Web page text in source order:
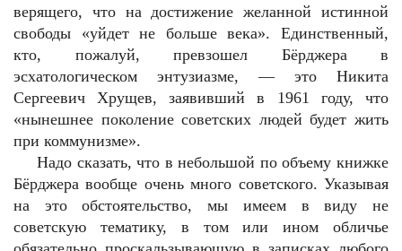
верящего, что на достижение желанной истинной
свободы «уйдет не больше века». Единственный,
кто, пожалуй, превзошел Бёрджера в
эсхатологическом энтузиазме, — это Никита
Сергеевич Хрущев, заявивший в 1961 году, что
«нынешнее поколение советских людей будет жить
при коммунизме».
Надо сказать, что в небольшой по объему книжке
Бёрджера вообще очень много советского. Указывая
на это обстоятельство, мы имеем в виду не
советскую тематику, в том или ином обличье